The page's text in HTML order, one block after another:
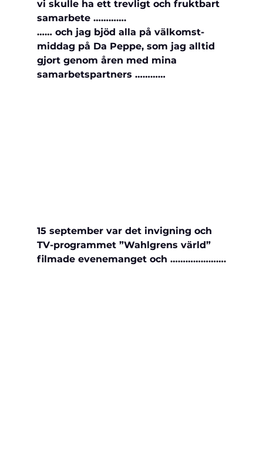
vi skulle ha ett trevligt och fruktbart
samarbete ………….
…… och jag bjöd alla på välkomst-
middag på Da Peppe, som jag alltid
gjort genom åren med mina
samarbetspartners …………
15 september var det invigning och
TV-programmet ”Wahlgrens värld”
filmade evenemanget och ………………….